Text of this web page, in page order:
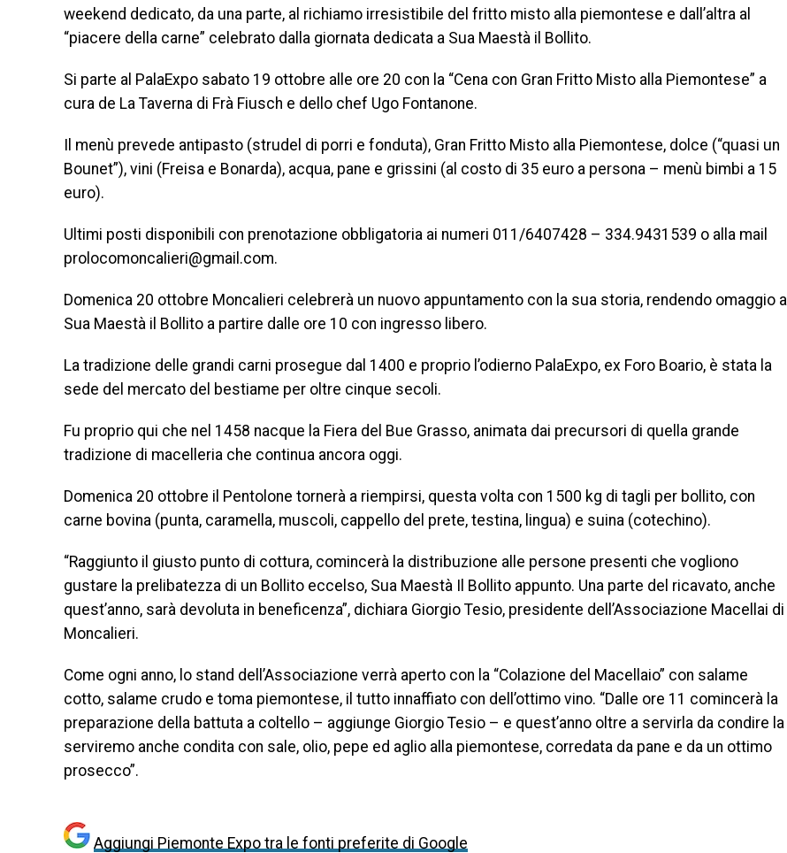
weekend dedicato, da una parte, al richiamo irresistibile del fritto misto alla piemontese e dall’altra al
“piacere della carne” celebrato dalla giornata dedicata a Sua Maestà il Bollito.
Si parte al PalaExpo sabato 19 ottobre alle ore 20 con la “Cena con Gran Fritto Misto alla Piemontese” a
cura de La Taverna di Frà Fiusch e dello chef Ugo Fontanone.
Il menù prevede antipasto (strudel di porri e fonduta), Gran Fritto Misto alla Piemontese, dolce (“quasi un
Bounet”), vini (Freisa e Bonarda), acqua, pane e grissini (al costo di 35 euro a persona – menù bimbi a 15
euro).
Ultimi posti disponibili con prenotazione obbligatoria ai numeri 011/6407428 – 334.9431539 o alla mail
prolocomoncalieri@gmail.com.
Domenica 20 ottobre Moncalieri celebrerà un nuovo appuntamento con la sua storia, rendendo omaggio a
Sua Maestà il Bollito a partire dalle ore 10 con ingresso libero.
La tradizione delle grandi carni prosegue dal 1400 e proprio l’odierno PalaExpo, ex Foro Boario, è stata la
sede del mercato del bestiame per oltre cinque secoli.
Fu proprio qui che nel 1458 nacque la Fiera del Bue Grasso, animata dai precursori di quella grande
tradizione di macelleria che continua ancora oggi.
Domenica 20 ottobre il Pentolone tornerà a riempirsi, questa volta con 1500 kg di tagli per bollito, con
carne bovina (punta, caramella, muscoli, cappello del prete, testina, lingua) e suina (cotechino).
“Raggiunto il giusto punto di cottura, comincerà la distribuzione alle persone presenti che vogliono
gustare la prelibatezza di un Bollito eccelso, Sua Maestà Il Bollito appunto. Una parte del ricavato, anche
quest’anno, sarà devoluta in beneficenza”, dichiara Giorgio Tesio, presidente dell’Associazione Macellai di
Moncalieri.
Come ogni anno, lo stand dell’Associazione verrà aperto con la “Colazione del Macellaio” con salame
cotto, salame crudo e toma piemontese, il tutto innaffiato con dell’ottimo vino. “Dalle ore 11 comincerà la
preparazione della battuta a coltello – aggiunge Giorgio Tesio – e quest’anno oltre a servirla da condire la
serviremo anche condita con sale, olio, pepe ed aglio alla piemontese, corredata da pane e da un ottimo
prosecco”.
Aggiungi Piemonte Expo tra le fonti preferite di Google